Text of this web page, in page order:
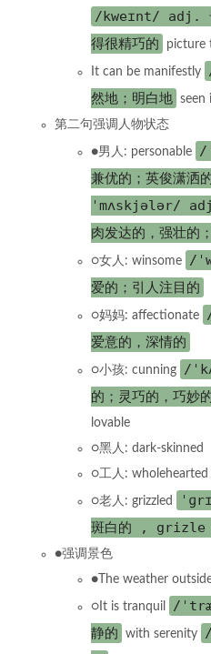
/kweɪnt/ adj. 奇
得很精巧的
picture
It can be manifestly
然地；明白地 seen
第二句强调人物状态
●男人: personable
/
兼优的；英俊潇洒
ˈmʌskjələr/ adj.
肉发达的，强壮的
○女人: winsome
/
爱的；引人注目的
○妈妈: affectionate
爱意的，深情的
○小孩: cunning
/
的；灵巧的，巧妙
lovable
○黑人: dark-skinned
○工人: wholehearted
○老人: grizzled
斑白的 , grizle
●强调景色
●The weather
○It is tranquil
/
静的
with serenity